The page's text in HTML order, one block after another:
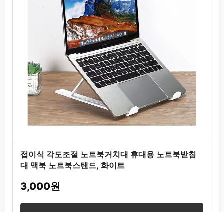
접이식 각도조절 노트북거치대 휴대용 노트북받침
대 맥북 노트북스탠드, 화이트
3,000원